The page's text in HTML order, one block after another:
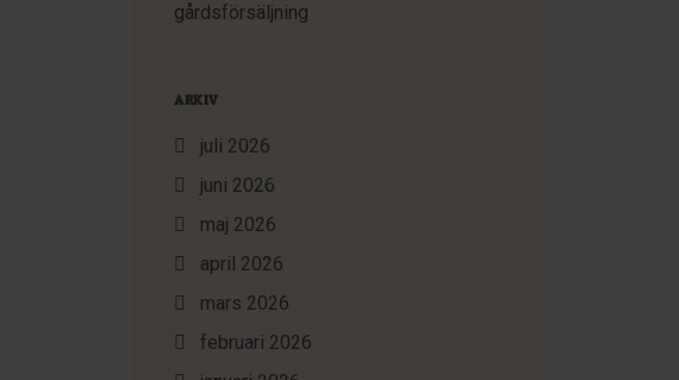
gårdsförsäljning
ARKIV
juli 2026
juni 2026
maj 2026
april 2026
mars 2026
februari 2026